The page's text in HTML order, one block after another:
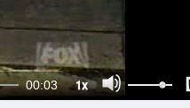
00:03 1x